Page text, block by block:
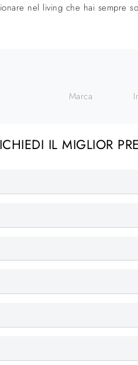
nel living che hai sempre
Marca
IL MIGLIOR